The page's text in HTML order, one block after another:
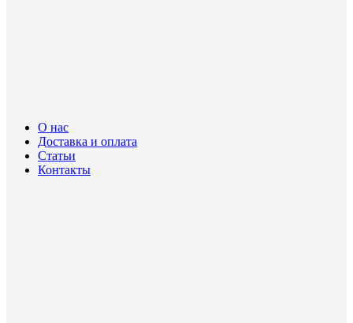
О нас
Доставка и оплата
Статьи
Контакты